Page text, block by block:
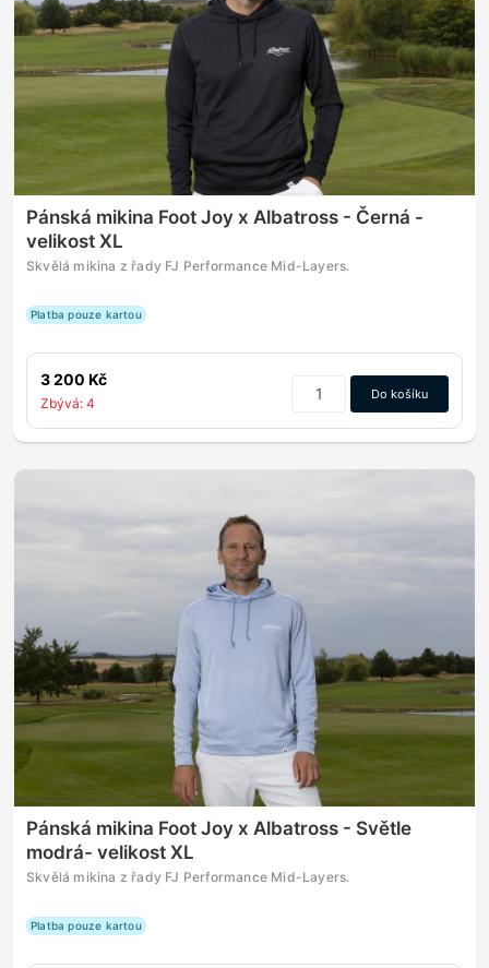
Pánská mikina Foot Joy x Albatross - Černá -
velikost XL
Skvělá mikina z řady FJ Performance Mid-Layers.
Platba pouze kartou
3 200 Kč
Zbývá: 4
Do košíku
Pánská mikina Foot Joy x Albatross - Světle
modrá- velikost XL
Skvělá mikina z řady FJ Performance Mid-Layers.
Platba pouze kartou